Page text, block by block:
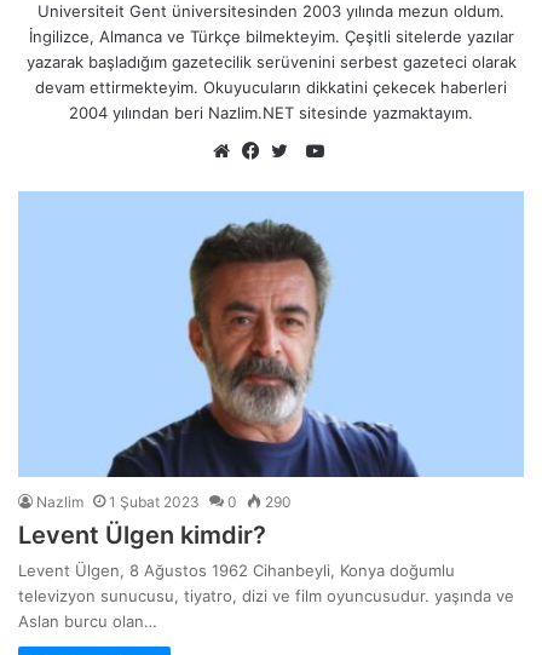
Universiteit Gent üniversitesinden 2003 yılında mezun oldum.
İngilizce, Almanca ve Türkçe bilmekteyim. Çeşitli sitelerde yazılar
yazarak başladığım gazetecilik serüvenini serbest gazeteci olarak
devam ettirmekteyim. Okuyucuların dikkatini çekecek haberleri
2004 yılından beri Nazlim.NET sitesinde yazmaktayım.
YouTube
Nazlim 1 Şubat 2023 0 290
Levent Ülgen kimdir?
Levent Ülgen, 8 Ağustos 1962 Cihanbeyli, Konya doğumlu
televizyon sunucusu, tiyatro, dizi ve film oyuncusudur. yaşında ve
Aslan burcu olan…